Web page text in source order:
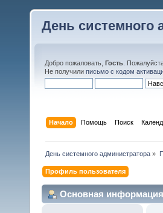
День системного
Добро пожаловать, Гость .
Не получили письмо с кодом
Начало Помощь Поиск
День системного администратора »
Профиль пользователя
Основная информация